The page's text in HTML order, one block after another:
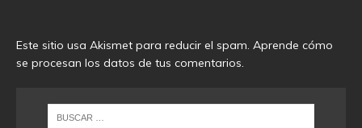
Este sitio usa Akismet para reducir el spam. Aprende cómo
se procesan los datos de tus comentarios